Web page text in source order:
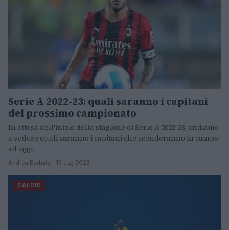
Serie A 2022-23: quali saranno i capitani
del prossimo campionato
In attesa dell'inizio della stagione di Serie A 2022-23, andiamo
a vedere quali saranno i capitani che scenderanno in campo
ad oggi.
Andrea Barbato · 13 Lug 2022
CALCIO